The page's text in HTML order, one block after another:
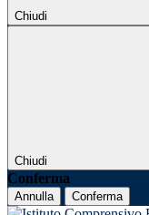
Chiudi
Chiudi
Conferma
Annulla Conferma